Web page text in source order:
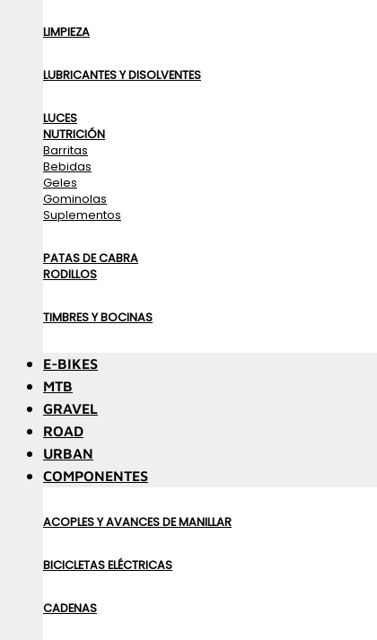
LIMPIEZA
LUBRICANTES Y DISOLVENTES
LUCES
NUTRICIÓN
Barritas
Bebidas
Geles
Gominolas
Suplementos
PATAS DE CABRA
RODILLOS
TIMBRES Y BOCINAS
E-BIKES
MTB
GRAVEL
ROAD
URBAN
COMPONENTES
ACOPLES Y AVANCES DE MANILLAR
BICICLETAS ELÉCTRICAS
CADENAS